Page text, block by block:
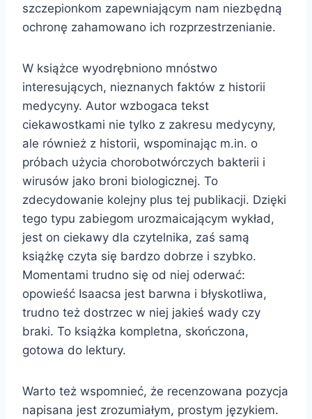
szczepionkom zapewniającym nam niezbędną
ochronę zahamowano ich rozprzestrzenianie.
W książce wyodrębniono mnóstwo
interesujących, nieznanych faktów z historii
medycyny. Autor wzbogaca tekst
ciekawostkami nie tylko z zakresu medycyny,
ale również z historii, wspominając m.in. o
próbach użycia chorobotwórczych bakterii i
wirusów jako broni biologicznej. To
zdecydowanie kolejny plus tej publikacji. Dzięki
tego typu zabiegom urozmaicającym wykład,
jest on ciekawy dla czytelnika, zaś samą
książkę czyta się bardzo dobrze i szybko.
Momentami trudno się od niej oderwać:
opowieść Isaacsa jest barwna i błyskotliwa,
trudno też dostrzec w niej jakieś wady czy
braki. To książka kompletna, skończona,
gotowa do lektury.
Warto też wspomnieć, że recenzowana pozycja
napisana jest zrozumiałym, prostym językiem.